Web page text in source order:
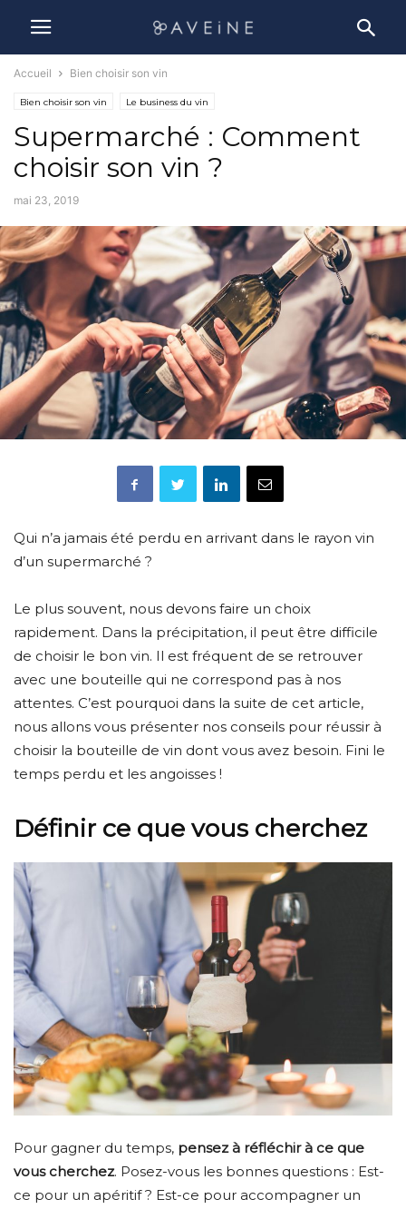
Accueil Bien choisir son vin
Bien choisir son vin Le business du vin
Supermarché : Comment
choisir son vin ?
mai 23, 2019
Qui n’a jamais été perdu en arrivant dans le rayon vin
d’un supermarché ?
Le plus souvent, nous devons faire un choix
rapidement. Dans la précipitation, il peut être difficile
de choisir le bon vin. Il est fréquent de se retrouver
avec une bouteille qui ne correspond pas à nos
attentes. C’est pourquoi dans la suite de cet article,
nous allons vous présenter nos conseils pour réussir à
choisir la bouteille de vin dont vous avez besoin. Fini le
temps perdu et les angoisses !
Définir ce que vous cherchez
Pour gagner du temps, pensez à réfléchir à ce que
vous cherchez. Posez-vous les bonnes questions : Est-
ce pour un apéritif ? Est-ce pour accompagner un